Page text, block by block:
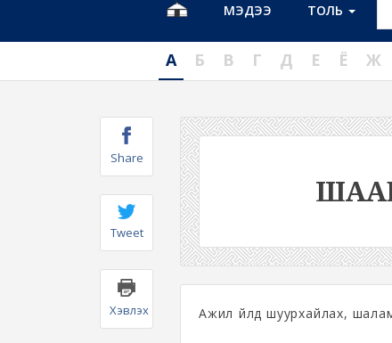
МЭДЭЭ ТОЛЬ
А Б В Г Д Е Ё Ж
Share
Tweet
Хэвлэх Ажил үйлд шуурхайлах,